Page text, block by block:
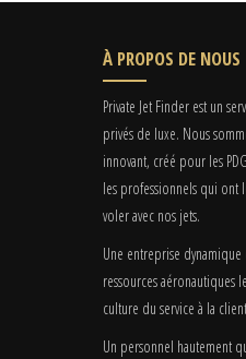
À PROPOS DE NOUS
Private Jet Finder est un
privés de luxe. Nous
innovant, créé pour les
les professionnels qui ont
voler avec nos jets.
Une entreprise
ressources aéronautiques
culture du service à la
Un personnel hautement